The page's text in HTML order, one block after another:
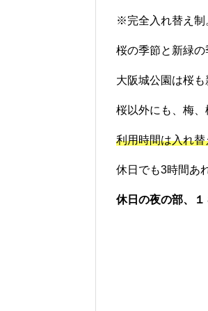
※完全入れ替え制
桜の季節と新緑の
大阪城公園は桜も
桜以外にも、梅、
利用時間は入れ
休日でも3時間あ
休日の夜の部、１